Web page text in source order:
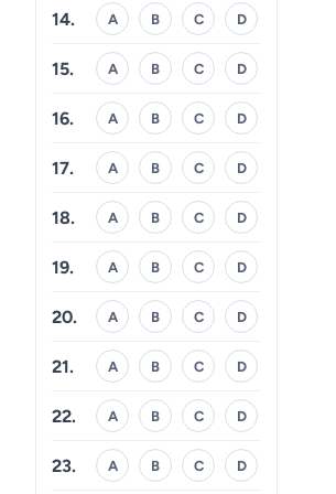
14. A B C D
15. A B C D
16. A B C D
17. A B C D
18. A B C D
19. A B C D
20. A B C D
21. A B C D
22. A B C D
23. A B C D